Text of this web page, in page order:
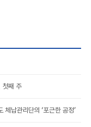
첫째 주
체납관리단의 ‘포근한 공정’